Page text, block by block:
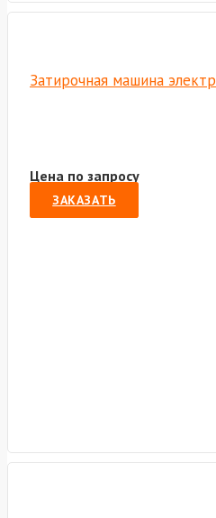
Затирочная машина
Цена по запросу
ЗАКАЗАТЬ